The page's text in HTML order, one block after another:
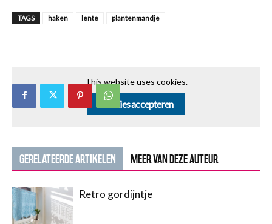
TAGS haken lente plantenmandje
This website uses cookies.
Cookies accepteren
GERELATEERDE ARTIKELEN MEER VAN DEZE AUTEUR
Retro gordijntje